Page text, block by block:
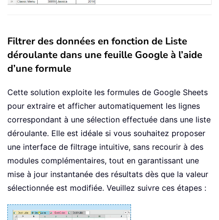
Filtrer des données en fonction de Liste
déroulante dans une feuille Google à l’aide
d’une formule
Cette solution exploite les formules de Google Sheets
pour extraire et afficher automatiquement les lignes
correspondant à une sélection effectuée dans une liste
déroulante. Elle est idéale si vous souhaitez proposer
une interface de filtrage intuitive, sans recourir à des
modules complémentaires, tout en garantissant une
mise à jour instantanée des résultats dès que la valeur
sélectionnée est modifiée. Veuillez suivre ces étapes :